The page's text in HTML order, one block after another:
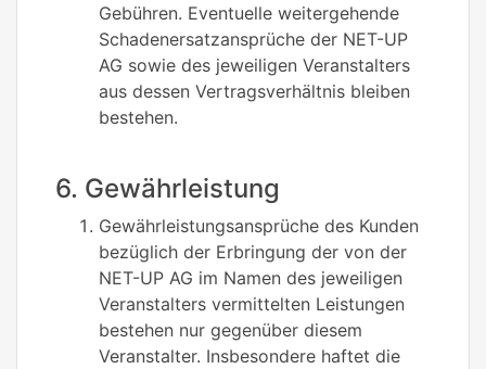
Gebühren. Eventuelle weitergehende
Schadenersatzansprüche der NET-UP
AG sowie des jeweiligen Veranstalters
aus dessen Vertragsverhältnis bleiben
bestehen.
6. Gewährleistung
Gewährleistungsansprüche des Kunden
bezüglich der Erbringung der von der
NET-UP AG im Namen des jeweiligen
Veranstalters vermittelten Leistungen
bestehen nur gegenüber diesem
Veranstalter. Insbesondere haftet die